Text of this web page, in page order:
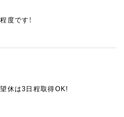
度です！
休は3日程取得OK!